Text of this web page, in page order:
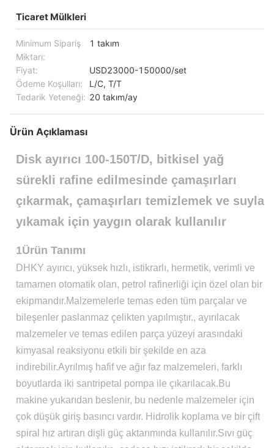
Ticaret Mülkleri
Minimum Sipariş
Miktarı:
1 takım
Fiyat:
USD23000-150000/set
Ödeme Koşulları:
L/C, T/T
Tedarik Yeteneği: 20 takım/ay
Ürün Açıklaması
Disk ayırıcı 100-150T/D, bitkisel yağ
sürekli rafine edilmesinde çamaşırları
çıkarmak, çamaşırları temizlemek ve suyla
yıkamak için yaygın olarak kullanılır
1Ürün Tanımı
DHKY ayırıcı, yüksek hızlı, istikrarlı, hermetik, verimli ve
tamamen otomatik olan, petrol rafinerliği için özel olan bir
ekipmandır.Malzemelerle temas eden tüm parçalar ve
bileşenler paslanmaz çelikten yapılmıştır., ayırılacak
malzemeler ve temas edilen parça yüzeyi arasındaki
kimyasal reaksiyonu etkili bir şekilde en aza
indirebilir.Ayrılmış hafif ve ağır faz malzemeleri, farklı
boyutlarda iki santripetal pompa ile çıkarılacak.Bu
makine yukarıdan beslenir, bu nedenle malzemeler için
çok düşük giriş basıncı vardır. Hidrolik koplama ve bir çift
spiral hız artıran dişli güç aktarımında kullanılır.Sıvı güç